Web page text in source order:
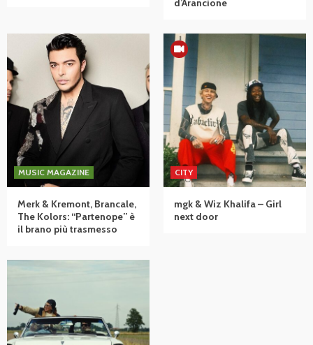
d’Arancione
MUSIC MAGAZINE
Merk & Kremont, Brancale,
The Kolors: “Partenope” è
il brano più trasmesso
CITY
mgk & Wiz Khalifa – Girl
next door